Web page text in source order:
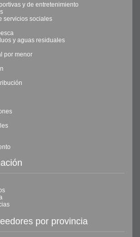
y de entretenimiento
servicios sociales
y aguas residuales
por menor
por provincia